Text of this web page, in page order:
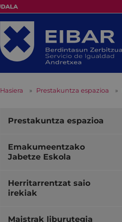
Hasiera Prestakuntza espazioa
Prestakuntza espazioa
Emakumeentzako
Jabetze Eskola
Herritarrentzat saio
irekiak
Maistrak liburutegia